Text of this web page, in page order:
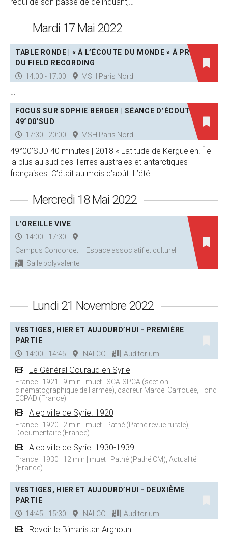
Mardi 17 Mai 2022
TABLE RONDE | « À L’ÉCOUTE DU MONDE » À PROPOS
DU FIELD RECORDING
14:00 - 17:00
MSH Paris Nord
…
FOCUS SUR SOPHIE BERGER | SÉANCE D’ÉCOUTE :
49°00’SUD
17:30 - 20:00
MSH Paris Nord
49°00’SUD 40 minutes | 2018 « Latitude de Kerguelen. Île
la plus au sud des Terres australes et antarctiques
françaises. C’était au mois d’août. L’été…
Mercredi 18 Mai 2022
L’OREILLE VIVE
14:00 - 17:30
Campus Condorcet – Espace associatif et culturel
Salle polyvalente
…
Lundi 21 Novembre 2022
VESTIGES, HIER ET AUJOURD’HUI - PREMIÈRE
PARTIE
14:00 - 14:45
INALCO Auditorium
Le Général Gouraud en Syrie
France | 1921 | 9 min | muet | SCA-SPCA (section
cinématographique de l'armée), cadreur Marcel Carrouée, Fond
ECPAD (France)
Alep ville de Syrie. 1920
France | 1920 | 2 min | muet | Pathé (Pathé revue rurale),
Documentaire (France)
Alep ville de Syrie. 1930-1939
France | 1930 | 12 min | muet | Pathé (Pathé CM), Actualité
(France)
VESTIGES, HIER ET AUJOURD’HUI - DEUXIÈME
PARTIE
14:45 - 15:30
INALCO Auditorium
Revoir le Bimaristan Arghoun